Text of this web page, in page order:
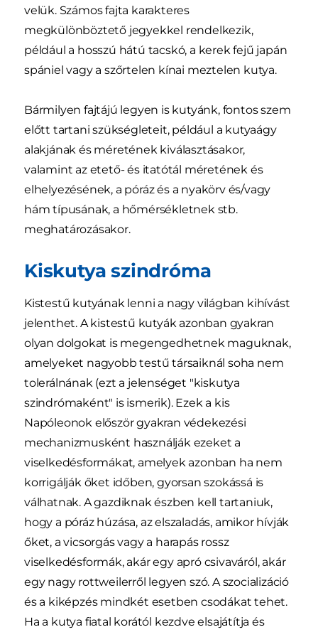
velük. Számos fajta karakteres
megkülönböztető jegyekkel rendelkezik,
például a hosszú hátú tacskó, a kerek fejű japán
spániel vagy a szőrtelen kínai meztelen kutya.
Bármilyen fajtájú legyen is kutyánk, fontos szem
előtt tartani szükségleteit, például a kutyaágy
alakjának és méretének kiválasztásakor,
valamint az etető- és itatótál méretének és
elhelyezésének, a póráz és a nyakörv és/vagy
hám típusának, a hőmérsékletnek stb.
meghatározásakor.
Kiskutya szindróma
Kistestű kutyának lenni a nagy világban kihívást
jelenthet. A kistestű kutyák azonban gyakran
olyan dolgokat is megengedhetnek maguknak,
amelyeket nagyobb testű társaiknál soha nem
tolerálnának (ezt a jelenséget "kiskutya
szindrómaként" is ismerik). Ezek a kis
Napóleonok először gyakran védekezési
mechanizmusként használják ezeket a
viselkedésformákat, amelyek azonban ha nem
korrigálják őket időben, gyorsan szokássá is
válhatnak. A gazdiknak észben kell tartaniuk,
hogy a póráz húzása, az elszaladás, amikor hívják
őket, a vicsorgás vagy a harapás rossz
viselkedésformák, akár egy apró csivaváról, akár
egy nagy rottweilerről legyen szó. A szocializáció
és a kiképzés mindkét esetben csodákat tehet.
Ha a kutya fiatal korától kezdve elsajátítja és